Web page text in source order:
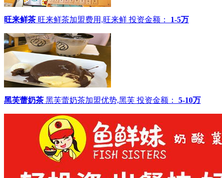
旺来鲜茶 旺来鲜茶加盟费用,旺来鲜 投资金额： 1-5万
黑芙蕾奶茶 黑芙蕾奶茶加盟优势,黑芙 投资金额： 5-10万